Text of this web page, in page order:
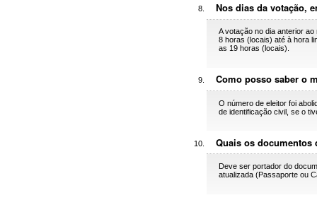
Nos dias da votação,
A votação no dia anterior
8 horas (locais) até à hora
as 19 horas (locais).
Como posso saber o
O número de eleitor foi
de identificação civil, se o
Quais os documentos
Deve ser portador do
atualizada (Passaporte ou